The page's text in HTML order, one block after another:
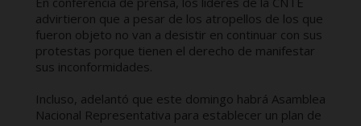
advirtieron que a pesar de los atropellos de los que
fueron objeto no van a desistir en continuar con sus
protestas porque tienen el derecho de manifestar
sus inconformidades.
Incluso, adelantó que este domingo habrá Asamblea
Nacional Representativa para establecer un plan de